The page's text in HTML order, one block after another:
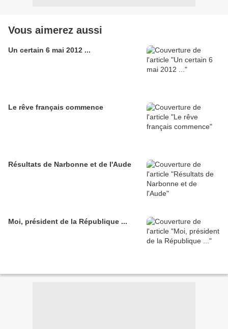
Vous aimerez aussi
Un certain 6 mai 2012 ...
Le rêve français commence
Résultats de Narbonne et de l'Aude
Moi, président de la République ...